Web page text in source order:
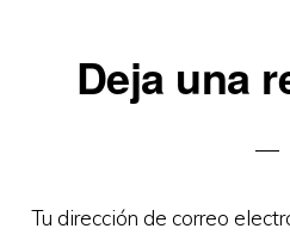
Interacciones
lectores
Deja una
Tu dirección de correo